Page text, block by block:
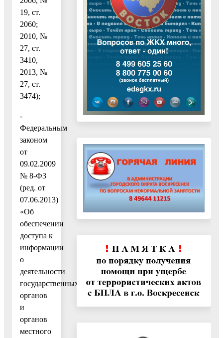
19, ст.
2060;
2010, №
27, ст.
3410,
2013, №
27, ст.
3474);
-
Федеральным
законом
от
09.02.2009
№ 8-ФЗ
(ред. от
07.06.2013)
«Об
обеспечении
доступа к
информации
о
деятельности
государственных
органов
и
органов
местного